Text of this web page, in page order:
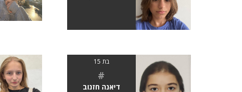
בת 15
#
דיאנה חזנוב